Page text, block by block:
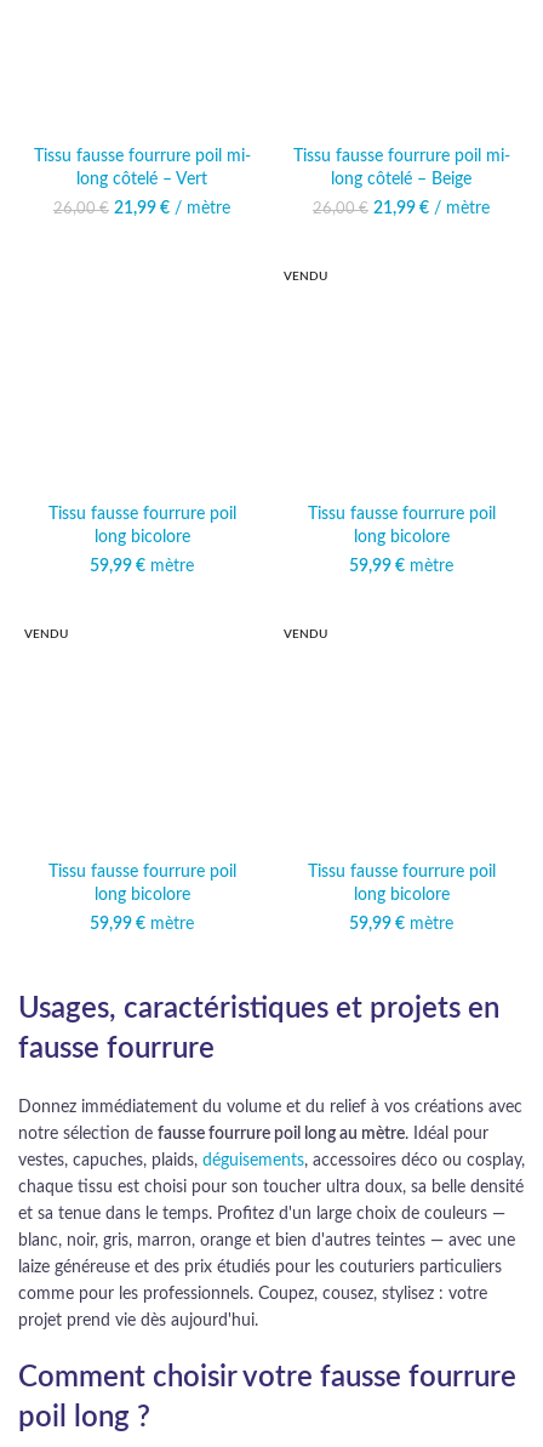
Tissu fausse fourrure poil mi-
long côtelé – Vert
26,00€
Le prix initial était :
21,99 €
Le prix
/ mètre
Tissu fausse fourrure poil mi-
long côtelé – Beige
26,00€
Le prix initial était :
21,99 €
Le prix
/ mètre
Tissu fausse fourrure poil
long bicolore
59,99 € mètre
VENDU
Tissu fausse fourrure poil
long bicolore
59,99 € mètre
VENDU
Tissu fausse fourrure poil
long bicolore
59,99 € mètre
VENDU
Tissu fausse fourrure poil
long bicolore
59,99 € mètre
Usages, caractéristiques et projets en
fausse fourrure
Donnez immédiatement du volume et du relief à vos créations avec
notre sélection de fausse fourrure poil long au mètre. Idéal pour
vestes, capuches, plaids, déguisements, accessoires déco ou cosplay,
chaque tissu est choisi pour son toucher ultra doux, sa belle densité
et sa tenue dans le temps. Profitez d'un large choix de couleurs —
blanc, noir, gris, marron, orange et bien d'autres teintes — avec une
laize généreuse et des prix étudiés pour les couturiers particuliers
comme pour les professionnels. Coupez, cousez, stylisez : votre
projet prend vie dès aujourd'hui.
Comment choisir votre fausse fourrure
poil long ?